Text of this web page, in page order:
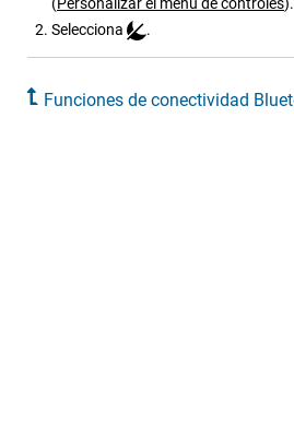
(Personalizar el menú de controles).
Selecciona
.
Funciones de conectividad